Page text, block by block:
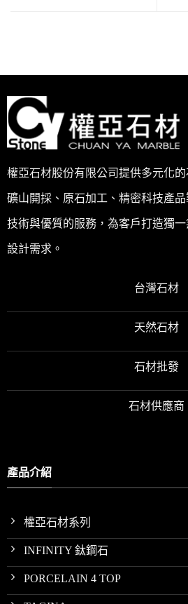
權亞石材股份有限公司提供多元化
礦山開採、原石加工、精密科技產
技術與優質的服務，為客戶打造獨
設計需求。
台灣石材
天然石材
石材批發
石材供應商
產品介紹
權亞石材系列
INFINITY 鈦鋼石
PORCELAIN 4 TOP